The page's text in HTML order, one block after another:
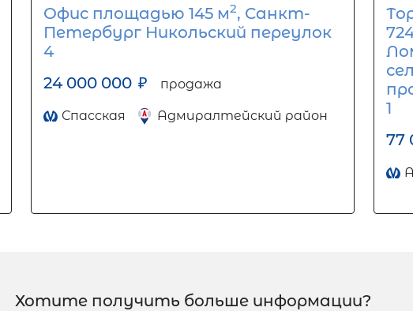
Офис площадью 145 м2, Санкт-
Петербург Никольский переулок
4
24 000 000 ₽ продажа
Спасская Адмиралтейский район
1
77
Хотите получить больше информации?